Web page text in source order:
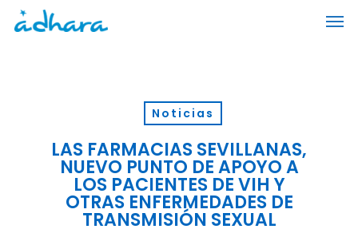
Skip
main
Noticias
LAS FARMACIAS SEVILLANAS,
NUEVO PUNTO DE APOYO A
LOS PACIENTES DE VIH Y
OTRAS ENFERMEDADES DE
TRANSMISIÓN SEXUAL